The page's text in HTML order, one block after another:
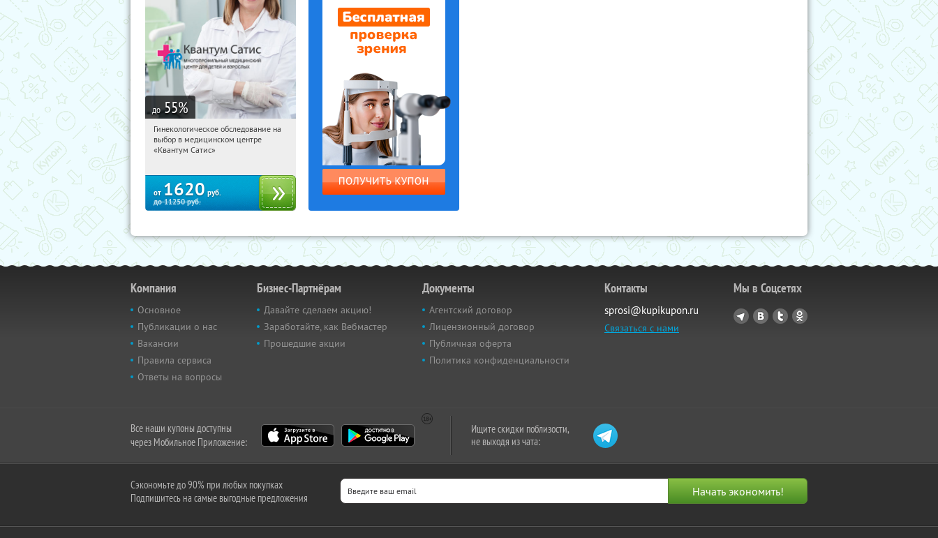
до 55%
00:57:53 Купили:30
Звёздная
Дунайская
Гинекологическое обследование на
выбор в медицинском центре
«Квантум Сатис»
от 1620 руб.
до11250руб.
Компания
Основное
Публикации о нас
Вакансии
Правила сервиса
Ответы на вопросы
Бизнес-Партнёрам
Давайте сделаем акцию!
Заработайте, как Вебмастер
Прошедшие акции
Документы
Агентский договор
Лицензионный договор
Публичная оферта
Политика конфиденциальности
Контакты
sprosi@kupikupon.ru
Связаться с нами
Мы в Соцсетях
Все наши купоны доступны
через Мобильное Приложение:
Ищите скидки поблизости,
не выходя из чата:
Сэкономьте до 90% при любых покупках
Подпишитесь на самые выгодные предложения